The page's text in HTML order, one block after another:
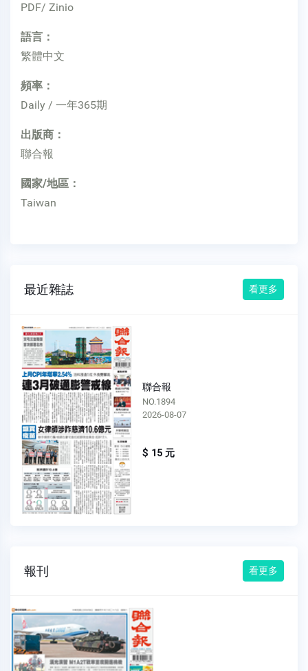
PDF/ Zinio
語言：
繁體中文
頻率：
Daily / 一年365期
出版商：
聯合報
國家/地區：
Taiwan
最近雜誌 看更多
聯合報
NO.1894
2026-08-07
$ 15 元
報刊 看更多